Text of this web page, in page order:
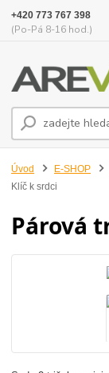
+420 773 767 398
(Po-Pá 8-16 hod.)
Úvod E-SHOP
Klíč k srdci
Párová